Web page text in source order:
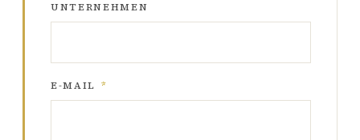
UNTERNEHMEN
E-MAIL *